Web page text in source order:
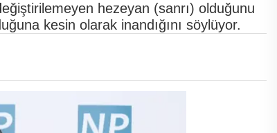
hezeyan (sanrı) olduğunu
kesin olarak inandığını söylüyor.